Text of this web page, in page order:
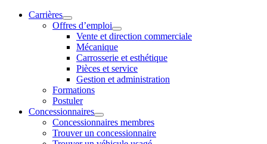
Carrières
Offres d’emploi
Vente et direction commerciale
Mécanique
Carrosserie et esthétique
Pièces et service
Gestion et administration
Formations
Postuler
Concessionnaires
Concessionnaires membres
Trouver un concessionnaire